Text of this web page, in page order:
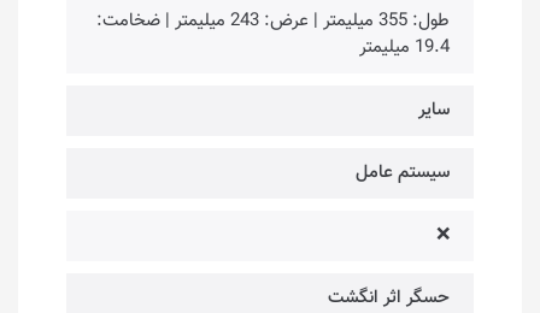
طول: 355 میلیمتر | عرض: 243 میلیمتر | ضخامت:
19.4 میلیمتر
سایر
سیستم عامل
❌
حسگر اثر انگشت